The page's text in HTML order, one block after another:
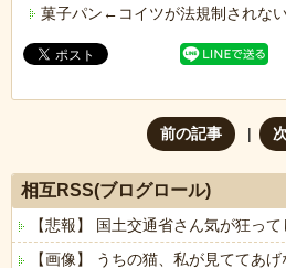
菓子パン←コイツが法規制されな
前の記事
相互RSS(ブログロール)
【悲報】 国土交通省さん気が狂っ
【画像】 うちの猫、私が見ててあ